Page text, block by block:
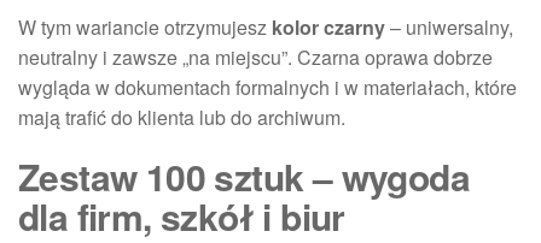
W tym wariancie otrzymujesz kolor czarny– uniwersalny,
neutralny i zawsze „na miejscu”. Czarna oprawa dobrze
wygląda w dokumentach formalnych i w materiałach, które
mają trafić do klienta lub do archiwum.
Zestaw 100 sztuk – wygoda
dla firm, szkół i biur